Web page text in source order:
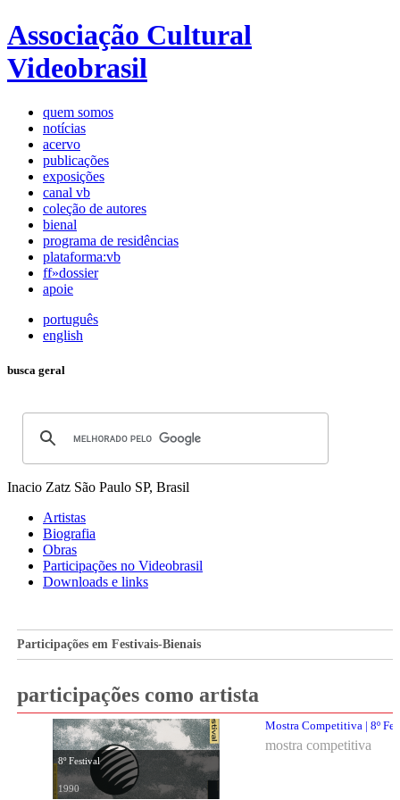
Associação Cultural
Videobrasil
quem somos
notícias
acervo
publicações
exposições
canal vb
coleção de autores
bienal
programa de residências
plataforma:vb
ff»dossier
apoie
português
english
busca geral
Inacio Zatz São Paulo SP, Brasil
Artistas
Biografia
Obras
Participações no Videobrasil
Downloads e links
Participações em Festivais-Bienais
participações como artista
8º Festival
1990
Mostra Competitiva | 8º
mostra competitiva